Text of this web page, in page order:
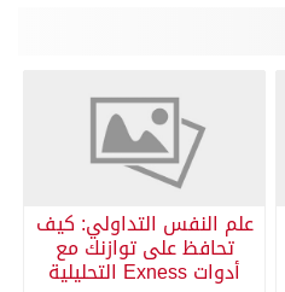
علم النفس التداولي: كيف
تحافظ على توازنك مع
أدوات Exness التحليلية